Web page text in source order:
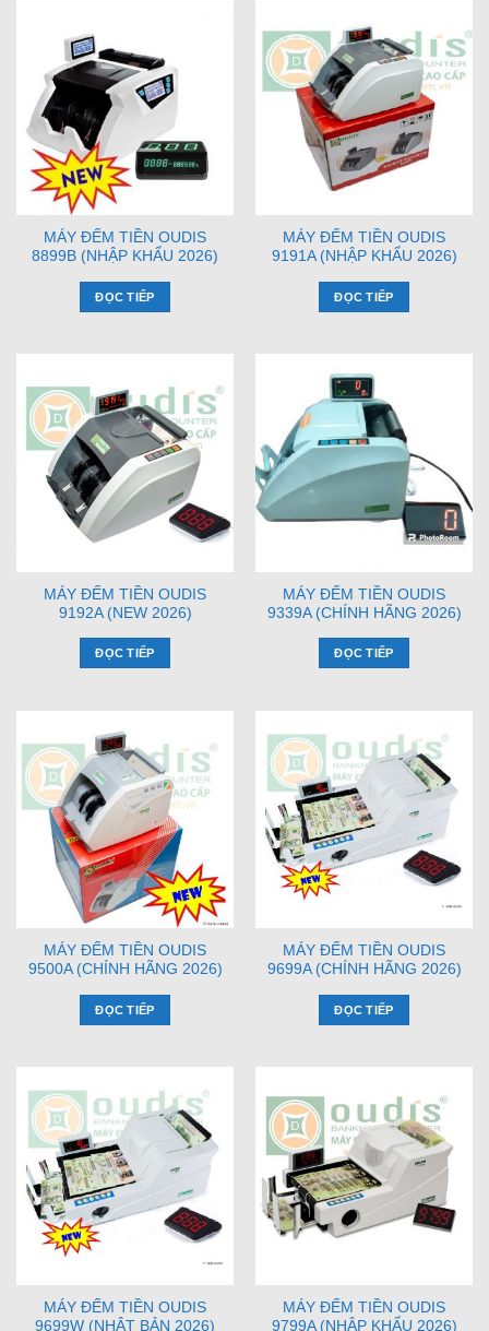
MÁY ĐẾM TIỀN OUDIS
8899B (NHẬP KHẨU 2026)
ĐỌC TIẾP
MÁY ĐẾM TIỀN OUDIS
9191A (NHẬP KHẨU 2026)
ĐỌC TIẾP
MÁY ĐẾM TIỀN OUDIS
9192A (NEW 2026)
ĐỌC TIẾP
MÁY ĐẾM TIỀN OUDIS
9339A (CHÍNH HÃNG 2026)
ĐỌC TIẾP
MÁY ĐẾM TIỀN OUDIS
9500A (CHÍNH HÃNG 2026)
ĐỌC TIẾP
MÁY ĐẾM TIỀN OUDIS
9699A (CHÍNH HÃNG 2026)
ĐỌC TIẾP
MÁY ĐẾM TIỀN OUDIS
9699W (NHẬT BẢN 2026)
MÁY ĐẾM TIỀN OUDIS
9799A (NHẬP KHẨU 2026)